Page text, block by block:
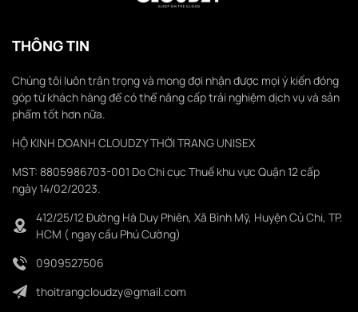
THÔNG TIN
Chúng tôi luôn trân trọng và mong đợi nhận được mọi ý kiến đóng
góp từ khách hàng để có thể nâng cấp trải nghiệm dịch vụ và sản
phẩm tốt hơn nữa.
HỘ KINH DOANH CLOUDZY THỜI TRANG UNISEX
MST: 8805986703-001 Do Chi cục Thuế khu vực Quận 12 cấp
ngày 14/02/2023.
412/25/12 Đường Hà Duy Phiên, Xã Bình Mỹ, Huyện Củ Chi, TP.
HCM ( ngay cầu Phú Cường)
0909527506
thoitrangcloudzy@gmail.com